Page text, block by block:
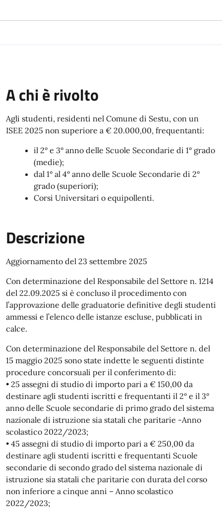
A chi è rivolto
Agli studenti, residenti nel Comune di Sestu, con un
ISEE 2025 non superiore a € 20.000,00, frequentanti:
il 2° e 3° anno delle Scuole Secondarie di 1° grado
(medie);
dal 1° al 4° anno delle Scuole Secondarie di 2°
grado (superiori);
Corsi Universitari o equipollenti.
Descrizione
Aggiornamento del 23 settembre 2025
Con determinazione del Responsabile del Settore n. 1214
del 22.09.2025 si è concluso il procedimento con
l’approvazione delle graduatorie definitive degli studenti
ammessi e l’elenco delle istanze escluse, pubblicati in
calce.
Con determinazione del Responsabile del Settore n. del
15 maggio 2025 sono state indette le seguenti distinte
procedure concorsuali per il conferimento di:
• 25 assegni di studio di importo pari a € 150,00 da
destinare agli studenti iscritti e frequentanti il 2° e il 3°
anno delle Scuole secondarie di primo grado del sistema
nazionale di istruzione sia statali che paritarie -Anno
scolastico 2022/2023;
• 45 assegni di studio di importo pari a € 250,00 da
destinare agli studenti iscritti e frequentanti Scuole
secondarie di secondo grado del sistema nazionale di
istruzione sia statali che paritarie con durata del corso
non inferiore a cinque anni – Anno scolastico
2022/2023;